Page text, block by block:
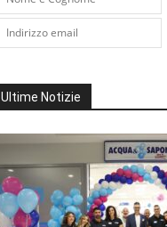
Ultime Notizie